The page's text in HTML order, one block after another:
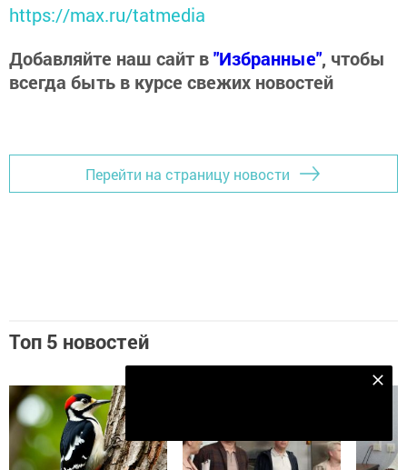
https://max.ru/tatmedia
Добавляйте наш сайт в"Избранные", чтобы
всегда быть в курсе свежих новостей
Перейти на страницу новости
Топ 5 новостей